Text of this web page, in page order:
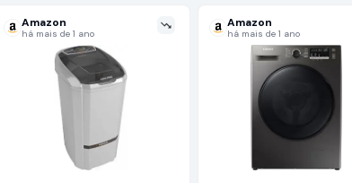
Amazon
há mais de 1 ano
Amazon
há mais de 1 ano